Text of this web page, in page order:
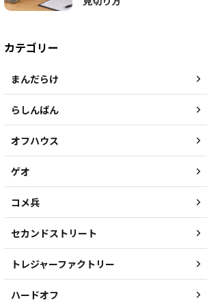
カテゴリー
まんだらけ
らしんばん
オフハウス
ゲオ
コメ兵
セカンドストリート
トレジャーファクトリー
ハードオフ